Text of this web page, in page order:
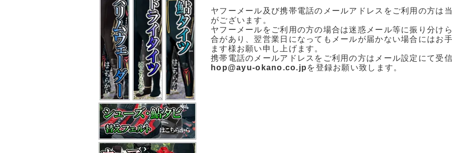
ヤフーメール及び携帯電話のメールアドレスをご利用の方は
がございます。
ヤフーメールをご利用の方の場合は迷惑メール等に振り分け
合があり、翌営業日になってもメールが届かない場合にはお
ます様お願い申し上げます。
携帯電話のメールアドレスをご利用の方はメール設定にて受
hop@ayu-okano.co.jp を登録お願い致します。